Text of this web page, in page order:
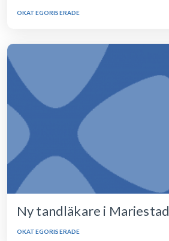
OKATEGORISERADE
Ny tandläkare i Mariestad
OKATEGORISERADE